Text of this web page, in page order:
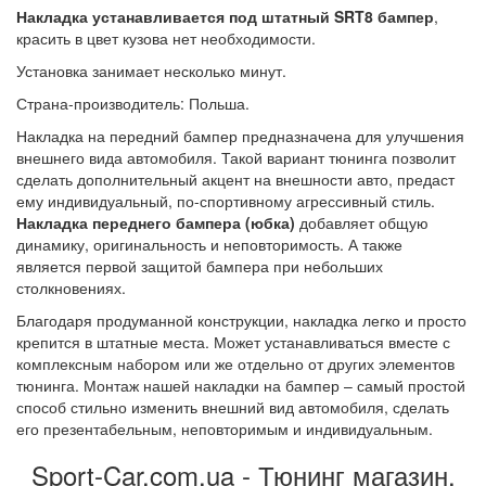
Накладка устанавливается под штатный SRT8 бампер,
красить в цвет кузова нет необходимости.
Установка занимает несколько минут.
Страна-производитель: Польша.
Накладка на передний бампер предназначена для улучшения
внешнего вида автомобиля. Такой вариант тюнинга позволит
сделать дополнительный акцент на внешности авто, предаст
ему индивидуальный, по-спортивному агрессивный стиль.
Накладка переднего бампера (юбка) добавляет общую
динамику, оригинальность и неповторимость. А также
является первой защитой бампера при небольших
столкновениях.
Благодаря продуманной конструкции, накладка легко и просто
крепится в штатные места. Может устанавливаться вместе с
комплексным набором или же отдельно от других элементов
тюнинга. Монтаж нашей накладки на бампер – самый простой
способ стильно изменить внешний вид автомобиля, сделать
его презентабельным, неповторимым и индивидуальным.
Sport-Car.com.ua - Тюнинг магазин.